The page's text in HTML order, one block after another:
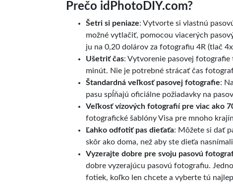
Prečo idPhotoDIY.com?
Šetri si peniaze: Vytvorte si vlastnú
možné vytlačiť, pomocou viacerých
ju na 0,20 dolárov za fotografiu 4R (tlač
Ušetriť čas: Vytvorenie pasovej fotografie
minút. Nie je potrebné strácať čas
Štandardná veľkosť pasovej fotografie:
pasu spĺňajú oficiálne požiadavky na
Veľkosť vízových fotografií pre viac ako
fotografické šablóny Visa pre mnoho
Ľahko odfotiť pas dieťaťa: Môžete si dať
skôr ako doma, než aby ste dieťa
Vyzerajte dobre pre svoju pasovú
dobre vyzerajúcu pasovú fotografiu.
fotiek, koľko len chcete a vyberte tú